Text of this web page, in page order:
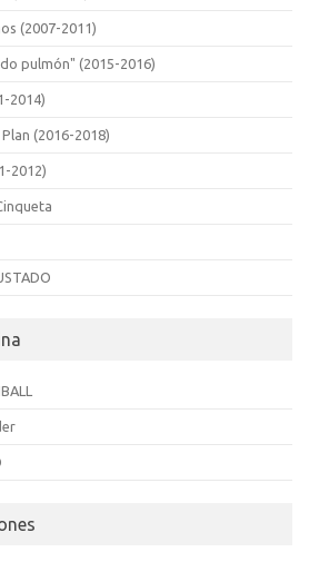
(2007-2011)
pulmón" (2015-2016)
2014)
(2016-2018)
2012)